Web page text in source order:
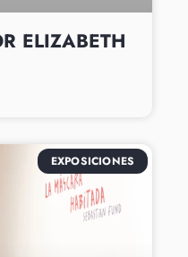
ELIZABETH
EXPOSICIONES